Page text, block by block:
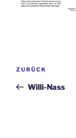
Vorheriger
ZURÜCK
Willi-Nass